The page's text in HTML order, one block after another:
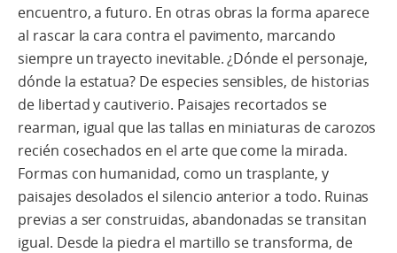
encuentro, a futuro. En otras obras la forma aparece
al rascar la cara contra el pavimento, marcando
siempre un trayecto inevitable. ¿Dónde el personaje,
dónde la estatua? De especies sensibles, de historias
de libertad y cautiverio. Paisajes recortados se
rearman, igual que las tallas en miniaturas de carozos
recién cosechados en el arte que come la mirada.
Formas con humanidad, como un trasplante, y
paisajes desolados el silencio anterior a todo. Ruinas
previas a ser construidas, abandonadas se transitan
igual. Desde la piedra el martillo se transforma, de